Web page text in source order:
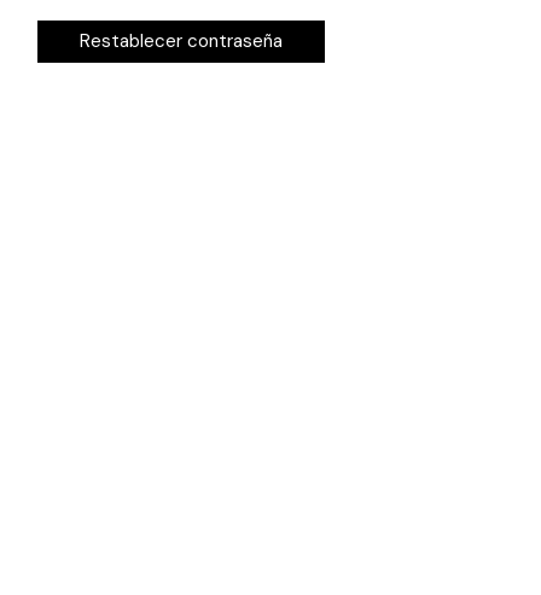
Restablecer contraseña